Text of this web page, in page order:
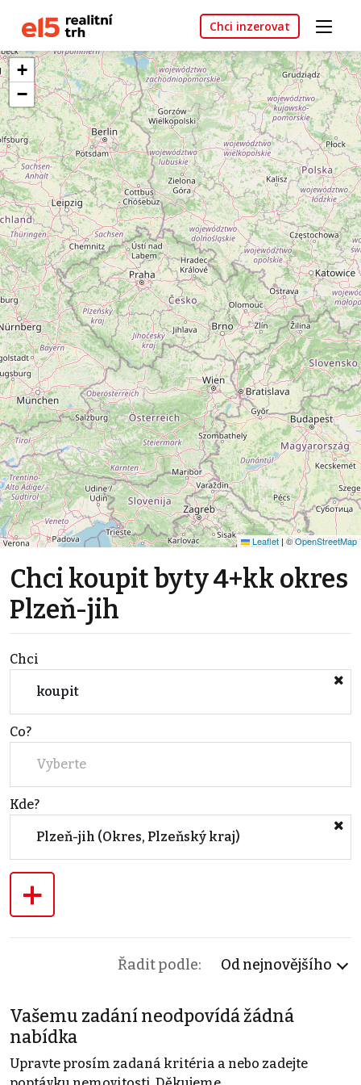
Chci inzerovat
+
−
Leaflet | ©OpenStreetMap
Chci koupit byty 4+kk okres
Plzeň-jih
Chci
koupit
Co?
Vyberte
Kde?
Plzeň-jih (Okres, Plzeňský kraj)
+
Řadit podle: Od nejnovějšího
Vašemu zadání neodpovídá žádná
nabídka
Upravte prosím zadaná kritéria a nebo zadejte